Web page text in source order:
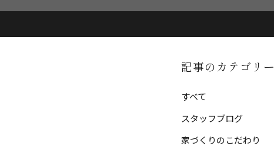
記事のカテゴリー
すべて
スタッフブログ
家づくりのこだわり